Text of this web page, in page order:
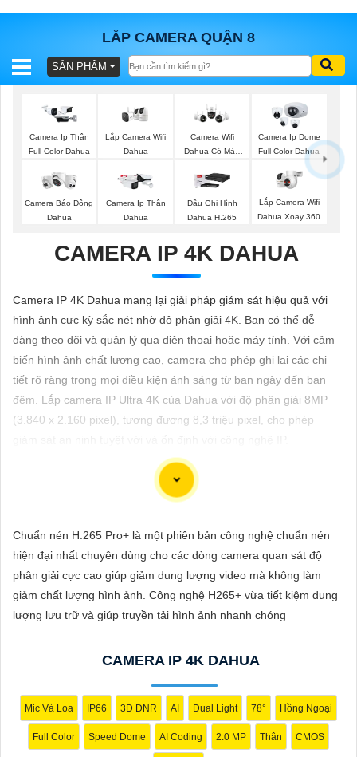
LẮP CAMERA QUẬN 8
BÁO
TRỌN
GÓI
SẢN
TƯ
VẤN
LẮP
ĐẶT
SẢN PHẨM
Camera Ip Thân
Full Color Dahua
Lắp Camera Wifi
Dahua
Camera Wifi
Dahua Có Màu
Camera Ip Dome
Full Color Dahua
Camera Báo Động
Dahua
Camera Ip Thân
Dahua
Đầu Ghi Hình
Dahua H.265
Lắp Camera Wifi
Dahua Xoay 360
CAMERA IP 4K DAHUA
Camera IP 4K Dahua mang lại giải pháp giám sát hiệu quả với
hình ảnh cực kỳ sắc nét nhờ độ phân giải 4K. Bạn có thể dễ
dàng theo dõi và quản lý qua điện thoại hoặc máy tính. Với cảm
biến hình ảnh chất lượng cao, camera cho phép ghi lại các chi
tiết rõ ràng trong mọi điều kiện ánh sáng từ ban ngày đến ban
đêm. Lắp camera IP Ultra 4K của Dahua với độ phân giải 8MP
(3.840 x 2.160 pixel), tương đương 8,3 triệu pixel, cho phép
của bạn. Đừng ngần ngại trải nghiệm sự ổn định và chất lượng
vượt trội của Camera Dahua chính hãng với mức giá vô cùng
hấp dẫn."
Chuẩn nén H.265 Pro+ là một phiên bản công nghệ chuẩn nén
hiện đại nhất chuyên dùng cho các dòng camera quan sát độ
phân giải cực cao giúp giảm dung lượng video mà không làm
giảm chất lượng hình ảnh. Công nghệ H265+ vừa tiết kiệm dung
lượng lưu trữ và giúp truyền tải hình ảnh nhanh chóng
CAMERA IP 4K DAHUA
Mic Và Loa IP66 3D DNR AI Dual Light 78° Hồng Ngoại
Full Color Speed Dome AI Coding 2.0 MP Thân CMOS